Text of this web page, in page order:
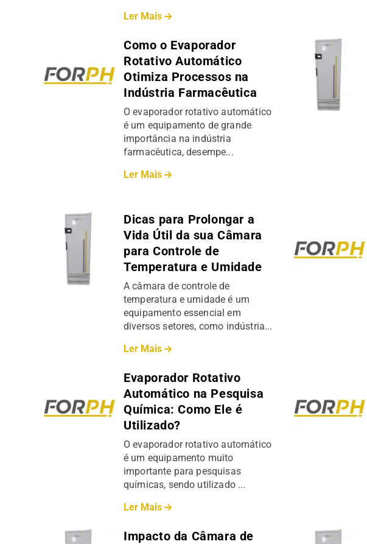
Ler Mais
Como o Evaporador
Rotativo Automático
Otimiza Processos na
Indústria Farmacêutica
O evaporador rotativo automático
é um equipamento de grande
importância na indústria
farmacêutica, desempe...
Ler Mais
Dicas para Prolongar a
Vida Útil da sua Câmara
para Controle de
Temperatura e Umidade
A câmara de controle de
temperatura e umidade é um
equipamento essencial em
diversos setores, como indústria...
Ler Mais
Evaporador Rotativo
Automático na Pesquisa
Química: Como Ele é
Utilizado?
O evaporador rotativo automático
é um equipamento muito
importante para pesquisas
químicas, sendo utilizado ...
Ler Mais
Impacto da Câmara de